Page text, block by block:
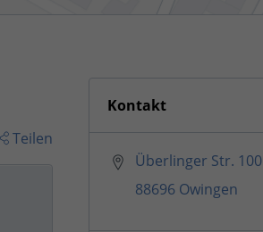
Teilen
Kontakt
Überlinger Str. 100
88696 Owingen